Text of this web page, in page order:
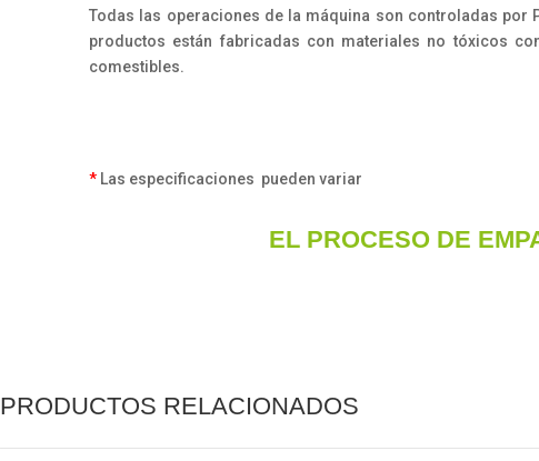
Todas las operaciones de la máquina son controladas por
productos están fabricadas con materiales no tóxicos
comestibles.
* Las especificaciones pueden variar
EL PROCESO DE
PRODUCTOS RELACIONADOS